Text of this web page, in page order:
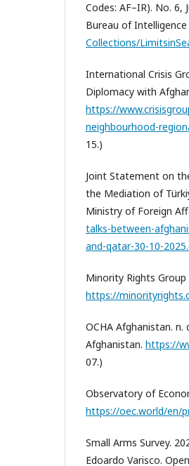
Codes: AF–IR). No. 6,
Bureau of Intelligence
Collections/
International Crisis
Diplomacy with
https://
neighbourhood-
15.)
Joint Statement on
the Mediation of
Ministry of Foreign
talks-between-
and-qatar-30-10-
Minority Rights
https://
OCHA Afghanistan.
Afghanistan. https://
07.)
Observatory of
https://oec.world/en/
Small Arms Survey.
Edoardo Varisco.